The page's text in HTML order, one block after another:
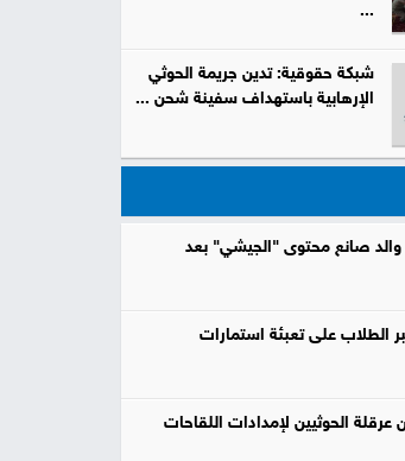
...
شبكة حقوقية: تدين جريمة الحوثي
الإرهابية باستهداف سفينة شحن ...
والد صانع محتوى "الجيشي" بعد
الطلاب على تعبئة استمارات
عرقلة الحوثيين لإمدادات اللقاحات